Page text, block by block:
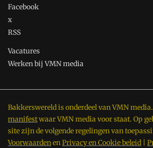
Facebook
x
RSS
Vacatures
Werken bij VMN media
Bakkerswereld is onderdeel van VMN
manifestwaar VMN media voor staat. Op
site zijn de volgende regelingen van
VoorwaardenenPrivacy en Cookie beleid